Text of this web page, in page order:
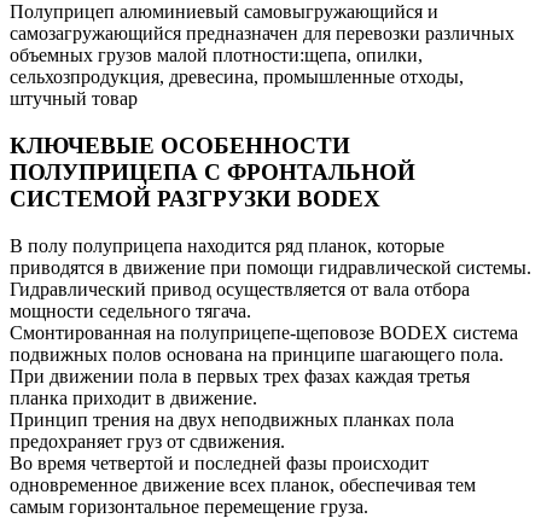
Полуприцеп алюминиевый самовыгружающийся и
самозагружающийся предназначен для перевозки различных
объемных грузов малой плотности:щепа, опилки,
сельхозпродукция, древесина, промышленные отходы,
штучный товар
КЛЮЧЕВЫЕ ОСОБЕННОСТИ
ПОЛУПРИЦЕПА С ФРОНТАЛЬНОЙ
СИСТЕМОЙ РАЗГРУЗКИ BODEX
В полу полуприцепа находится ряд планок, которые
приводятся в движение при помощи гидравлической системы.
Гидравлический привод осуществляется от вала отбора
мощности седельного тягача.
Смонтированная на полуприцепе-щеповозе BODEX система
подвижных полов основана на принципе шагающего пола.
При движении пола в первых трех фазах каждая третья
планка приходит в движение.
Принцип трения на двух неподвижных планках пола
предохраняет груз от сдвижения.
Во время четвертой и последней фазы происходит
одновременное движение всех планок, обеспечивая тем
самым горизонтальное перемещение груза.